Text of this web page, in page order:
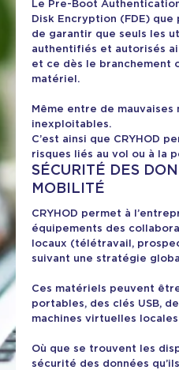
Le Pre-Boot
Disk Encryption (FDE) que
de garantir que seuls les
authentifiés et autorisés
et ce dès le branchement
matériel.
Même entre de
inexploitables.
C’est ainsi que CRYHOD
risques liés au vol ou à la
SÉCURITÉ DES
MOBILITÉ
CRYHOD permet à
équipements des
locaux (télétravail,
suivant une stratégie
Ces matériels peuvent
portables, des clés USB,
machines virtuelles
Où que se trouvent les
sécurité des données